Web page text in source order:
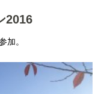
2016
加。